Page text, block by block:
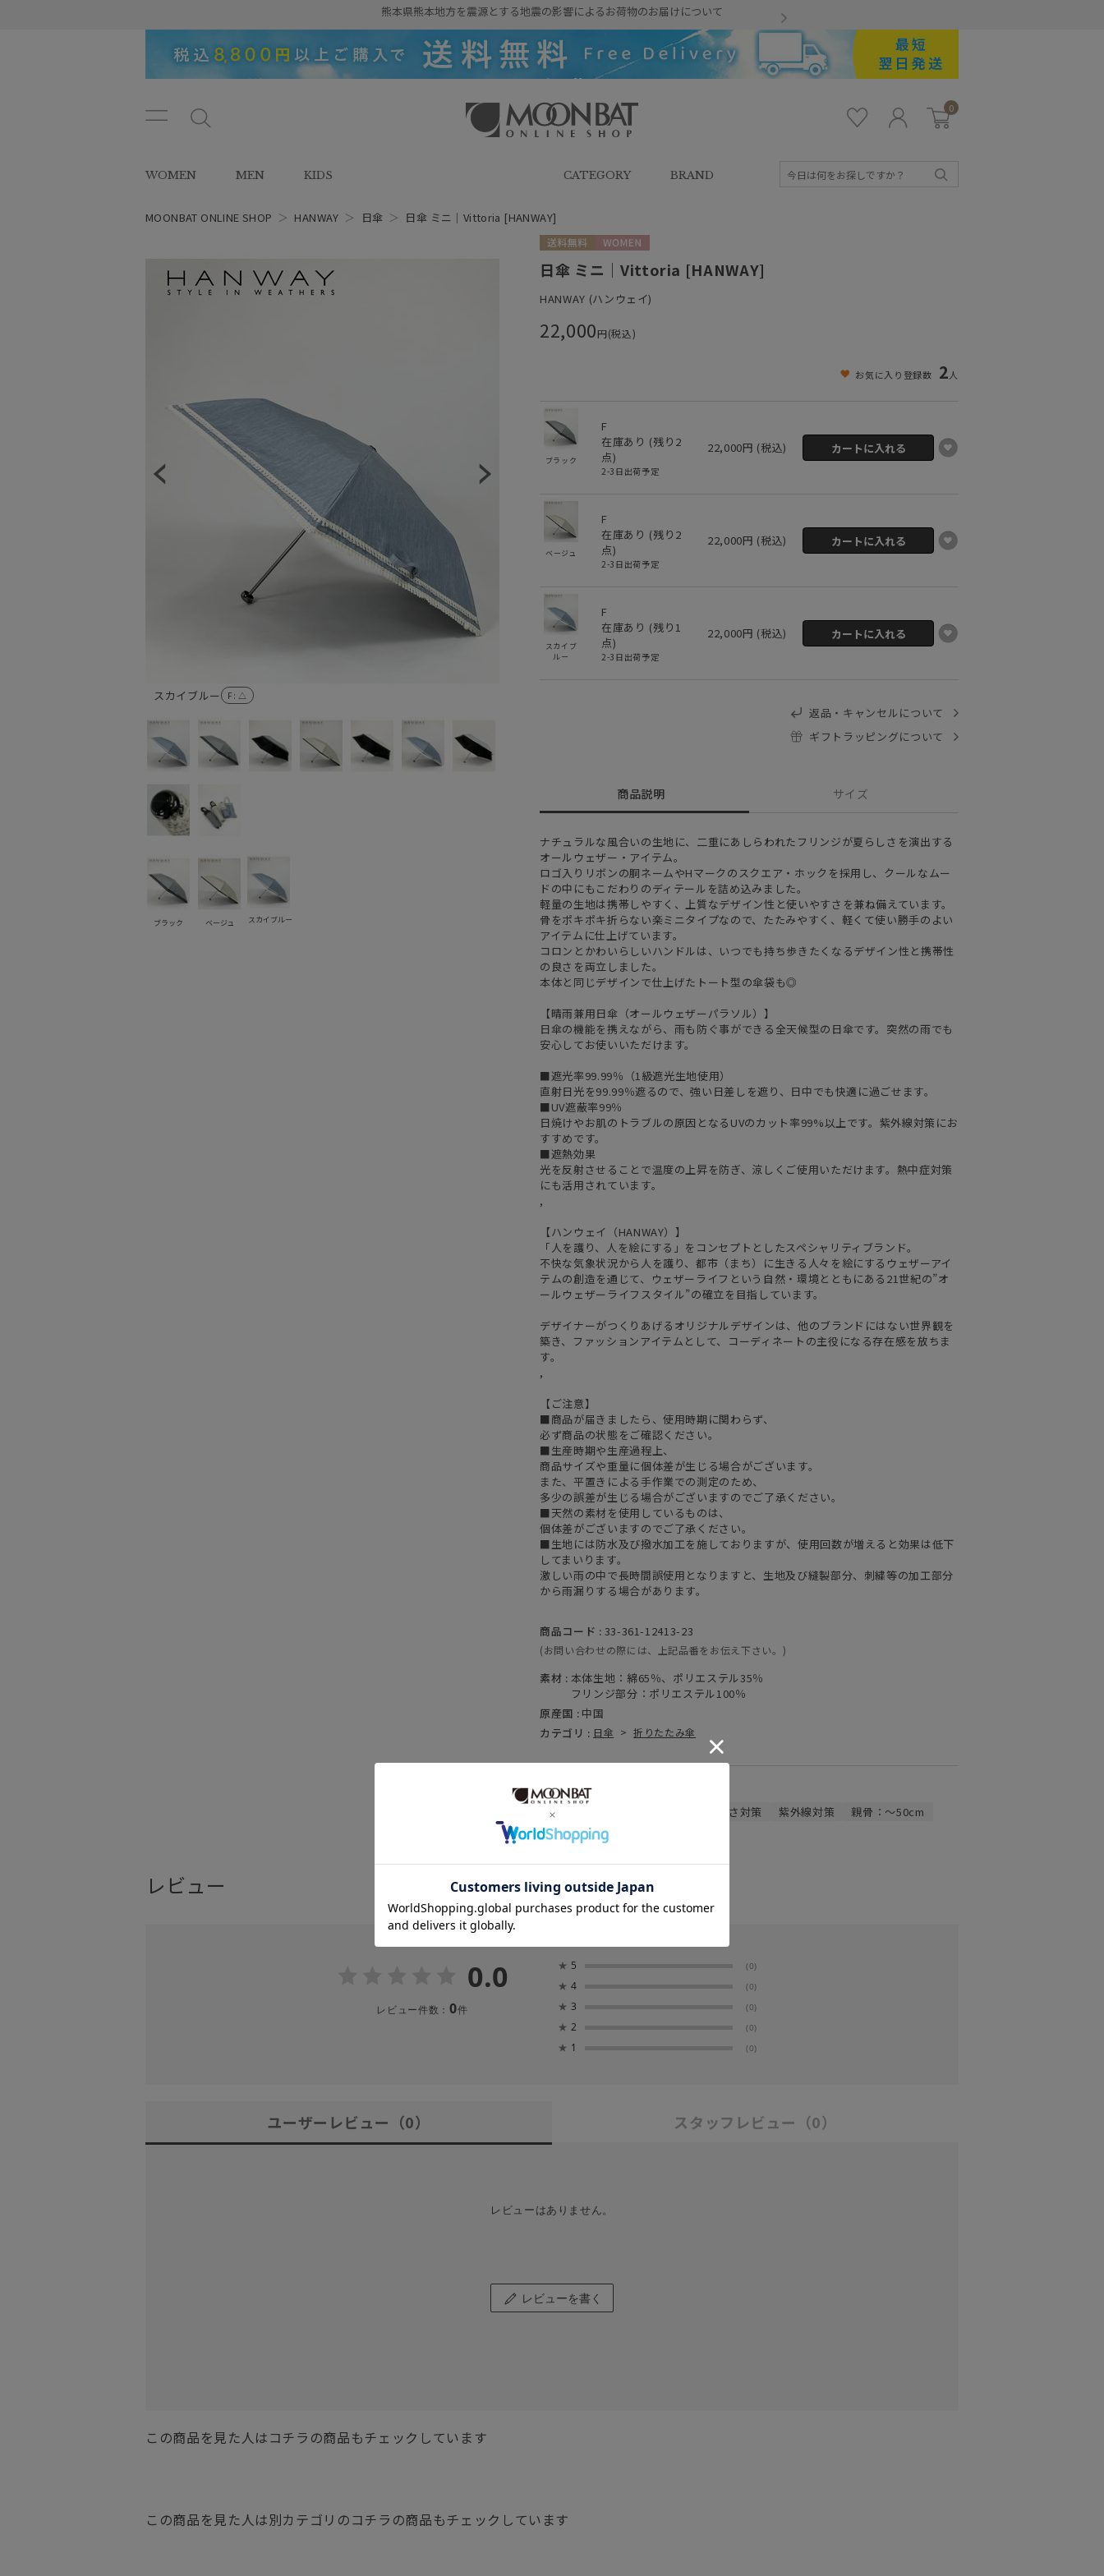
熊本県熊本地方を震源とする地震の影響によるお荷物のお届けについて
ン
ュ
ー
タ
SHOP（ムーンバットオンラインシ
イ
ン
0
WOMEN MEN KIDS CATEGORY BRAND
MOONBAT ONLINE SHOP ＞ HANWAY ＞ 日傘 ＞ 日傘 ミニ｜Vittoria [HANWAY]
スカイブルー F : △
ブラック ベージュ スカイブルー
日傘 ミニ｜Vittoria [HANWAY]
HANWAY (ハンウェイ)
22,000円(税込)
お気に入り登録数 2人
ブラック
F
在庫あり (残り 2
点)
2-3日出荷予定
22,000円 (税込)
ベージュ
F
在庫あり (残り 2
点)
2-3日出荷予定
22,000円 (税込)
スカイブ
ルー
F
在庫あり (残り1
点)
2-3日出荷予定
22,000円 (税込)
返品・キャンセルについて
ギフトラッピングについて
商品説明 サイズ
ナチュラルな風合いの生地に、二重にあしらわれたフリンジが夏らしさを演出する
オールウェザー・アイテム。
ロゴ入りリボンの胴ネームやHマークのスクエア・ホックを採用し、クールなムー
ドの中にもこだわりのディテールを詰め込みました。
軽量の生地は携帯しやすく、上質なデザイン性と使いやすさを兼ね備えています。
骨をポキポキ折らない楽ミニタイプなので、たたみやすく、軽くて使い勝手のよい
アイテムに仕上げています。
コロンとかわいらしいハンドルは、いつでも持ち歩きたくなるデザイン性と携帯性
の良さを両立しました。
本体と同じデザインで仕上げたトート型の傘袋も◎
【晴雨兼用日傘（オールウェザーパラソル）】
日傘の機能を携えながら、雨も防ぐ事ができる全天候型の日傘です。突然の雨でも
安心してお使いいただけます。
■遮光率99.99％（1級遮光生地使用）
直射日光を99.99％遮るので、強い日差しを遮り、日中でも快適に過ごせます。
■UV遮蔽率99％
日焼けやお肌のトラブルの原因となるUVのカット率99%以上です。紫外線対策にお
すすめです。
■遮熱効果
光を反射させることで温度の上昇を防ぎ、涼しくご使用いただけます。熱中症対策
にも活用されています。
,
【ハンウェイ（HANWAY）】
「人を護り、人を絵にする」をコンセプトとしたスペシャリティブランド。
不快な気象状況から人を護り、都市（まち）に生きる人々を絵にするウェザーアイ
テムの創造を通じて、ウェザーライフという自然・環境とともにある21世紀の”オ
ールウェザーライフスタイル”の確立を目指しています。
デザイナーがつくりあげるオリジナルデザインは、他のブランドにはない世界観を
築き、ファッションアイテムとして、コーディネートの主役になる存在感を放ちま
す。
,
【ご注意】
■商品が届きましたら、使用時期に関わらず、
必ず商品の状態をご確認ください。
■生産時期や生産過程上、
商品サイズや重量に個体差が生じる場合がございます。
また、平置きによる手作業での測定のため、
多少の誤差が生じる場合がございますのでご了承ください。
■天然の素材を使用しているものは、
個体差がございますのでご了承ください。
■生地には防水及び撥水加工を施しておりますが、使用回数が増えると効果は低下
してまいります。
激しい雨の中で長時間誤使用となりますと、生地及び縫製部分、刺繍等の加工部分
から雨漏りする場合があります。
商品コード : 33-361-12413-23
(お問い合わせの際には、上記品番をお伝え下さい。)
素材 : 本体生地：綿65％、ポリエステル35％
フリンジ部分：ポリエステル100％
原産国 : 中国
カテゴリ : 日傘 > 折りたたみ傘
関連キーワード
晴雨兼用
暑さ対策 紫外線対策 親骨：～50cm
レビュー
0.0
レビュー件数： 0件
★ 5 (0)
★ 4 (0)
★ 3 (0)
★ 2 (0)
★ 1 (0)
ユーザーレビュー （0） スタッフレビュー （0）
レビューはありません。
レビューを書く
この商品を見た人はコチラの商品もチェックしています
この商品を見た人は別カテゴリのコチラの商品もチェックしています